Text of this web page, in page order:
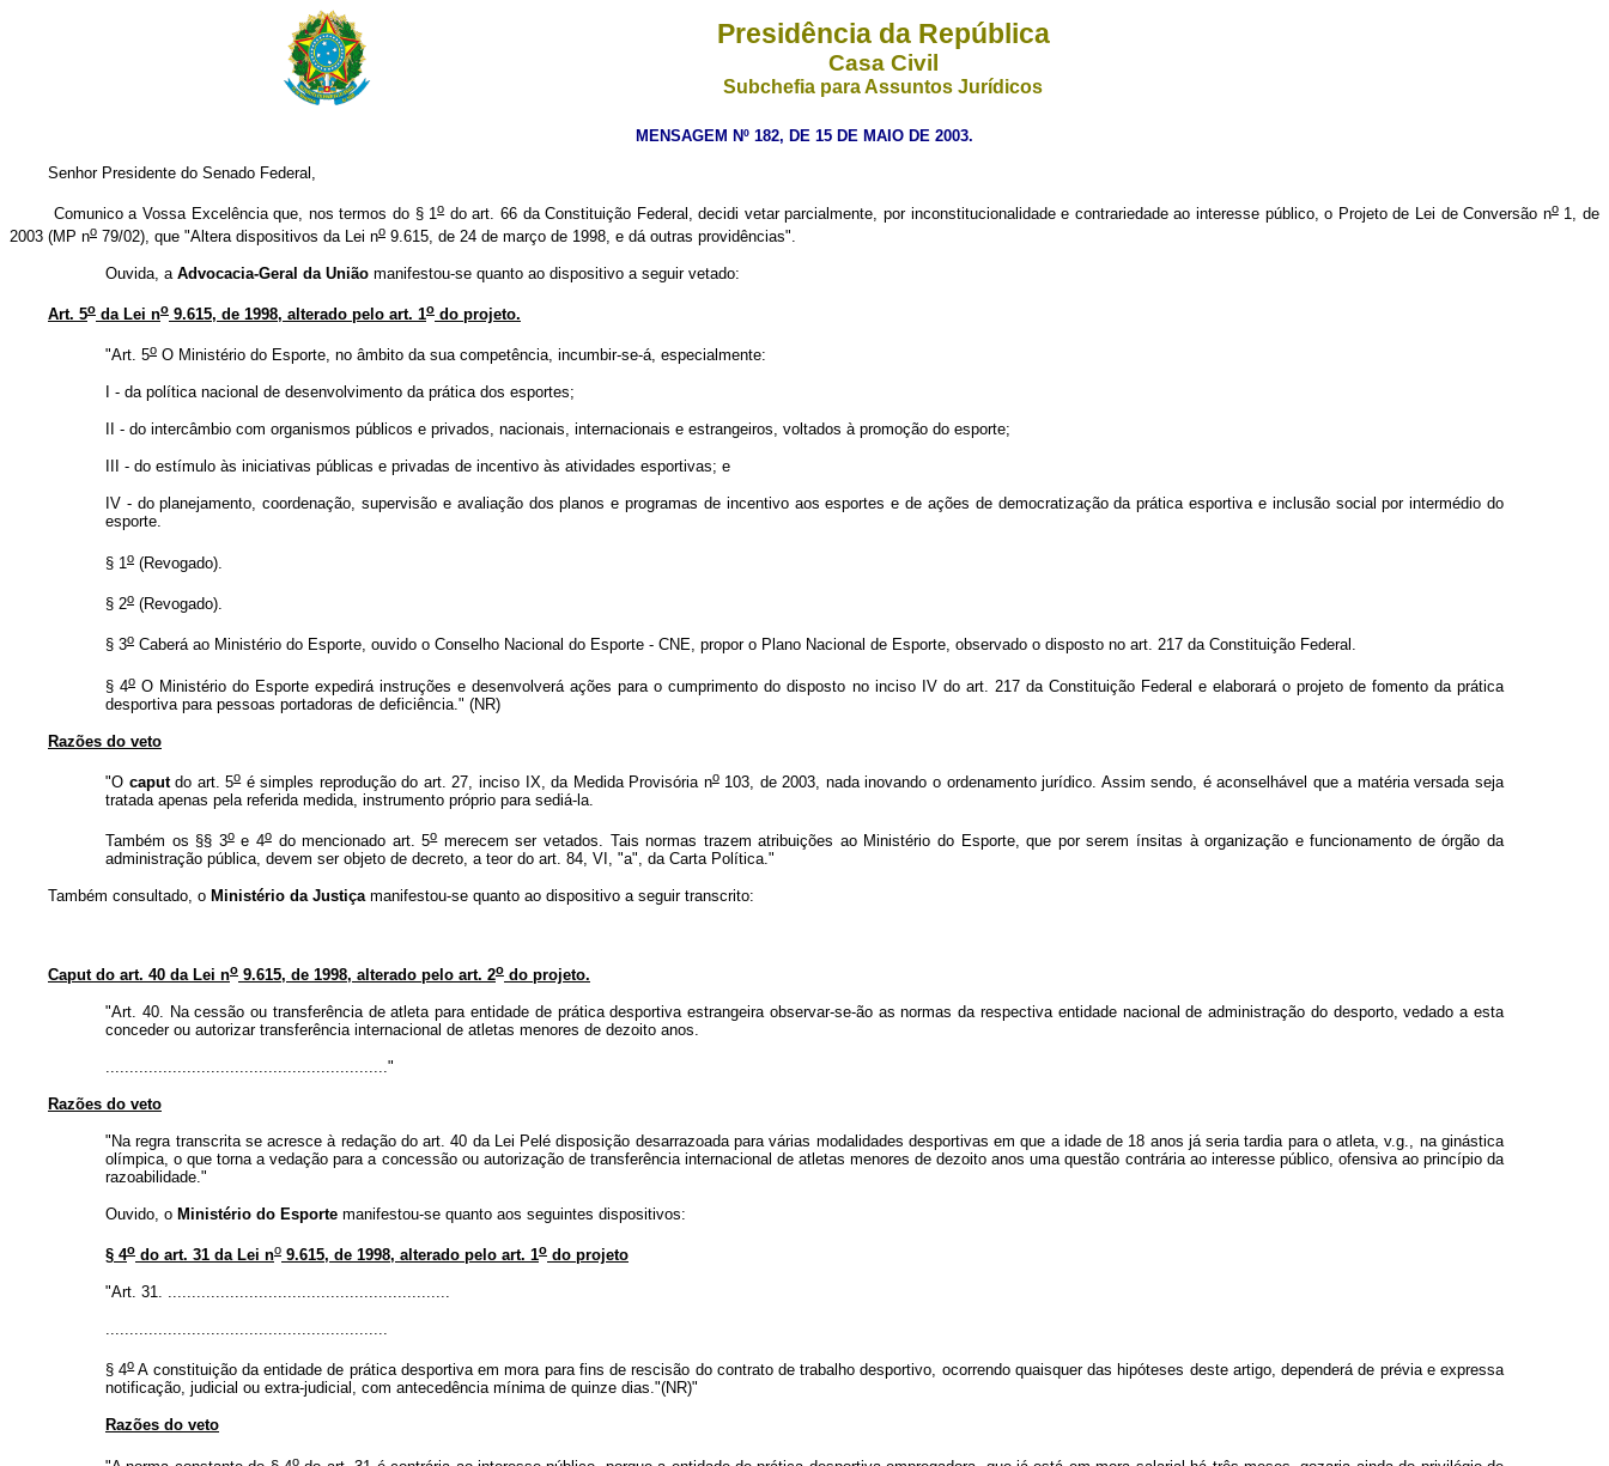
Presidência da República
Casa Civil
Subchefia para Assuntos Jurídicos
MENSAGEM Nº 182, DE 15 DE MAIO DE 2003.
Senhor Presidente do Senado Federal,
Comunico a Vossa Excelência que, nos termos do § 1odo art. 66 da Constituição Federal, decidi vetar parcialmente, por inconstitucionalidade e contrariedade ao interesse público, o Projeto de Lei de Conversão no1, de
2003 (MP no 79/02), que "Altera dispositivos da Lei no 9.615, de 24 de março de 1998, e dá outras providências".
Ouvida, a Advocacia-Geral da União manifestou-se quanto ao dispositivo a seguir vetado:
Art. 5o da Lei no 9.615, de 1998, alterado pelo art. 1o do projeto.
"Art. 5o O Ministério do Esporte, no âmbito da sua competência, incumbir-se-á, especialmente:
I - da política nacional de desenvolvimento da prática dos esportes;
II - do intercâmbio com organismos públicos e privados, nacionais, internacionais e estrangeiros, voltados à promoção do esporte;
III - do estímulo às iniciativas públicas e privadas de incentivo às atividades esportivas; e
IV - do planejamento, coordenação, supervisão e avaliação dos planos e programas de incentivo aos esportes e de ações de democratização da prática esportiva e inclusão social por intermédio do
esporte.
§ 1o (Revogado).
§ 2o (Revogado).
§ 3o Caberá ao Ministério do Esporte, ouvido o Conselho Nacional do Esporte - CNE, propor o Plano Nacional de Esporte, observado o disposto no art. 217 da Constituição Federal.
§ 4o O Ministério do Esporte expedirá instruções e desenvolverá ações para o cumprimento do disposto no inciso IV do art. 217 da Constituição Federal e elaborará o projeto de fomento da prática
desportiva para pessoas portadoras de deficiência." (NR)
Razões do veto
"O caputdo art. 5oé simples reprodução do art. 27, inciso IX, da Medida Provisória no103, de 2003, nada inovando o ordenamento jurídico. Assim sendo, é aconselhável que a matéria versada seja
tratada apenas pela referida medida, instrumento próprio para sediá-la.
Também os §§ 3oe 4odo mencionado art. 5omerecem ser vetados. Tais normas trazem atribuições ao Ministério do Esporte, que por serem ínsitas à organização e funcionamento de órgão da
administração pública, devem ser objeto de decreto, a teor do art. 84, VI, "a", da Carta Política."
Também consultado, o Ministério da Justiçamanifestou-se quanto ao dispositivo a seguir transcrito:
Caput do art. 40 da Lei no 9.615, de 1998, alterado pelo art. 2o do projeto.
"Art. 40. Na cessão ou transferência de atleta para entidade de prática desportiva estrangeira observar-se-ão as normas da respectiva entidade nacional de administração do desporto, vedado a esta
conceder ou autorizar transferência internacional de atletas menores de dezoito anos.
..........................................................."
Razões do veto
"Na regra transcrita se acresce à redação do art. 40 da Lei Pelé disposição desarrazoada para várias modalidades desportivas em que a idade de 18 anos já seria tardia para o atleta, v.g., na ginástica
olímpica, o que torna a vedação para a concessão ou autorização de transferência internacional de atletas menores de dezoito anos uma questão contrária ao interesse público, ofensiva ao princípio da
razoabilidade."
Ouvido, o Ministério do Esporte manifestou-se quanto aos seguintes dispositivos:
§ 4o do art. 31 da Lei no 9.615, de 1998, alterado pelo art. 1o do projeto
"Art. 31. ...........................................................
§ 4oA constituição da entidade de prática desportiva em mora para fins de rescisão do contrato de trabalho desportivo, ocorrendo quaisquer das hipóteses deste artigo, dependerá de prévia e expressa
notificação, judicial ou extra-judicial, com antecedência mínima de quinze dias."(NR)"
Razões do veto
o